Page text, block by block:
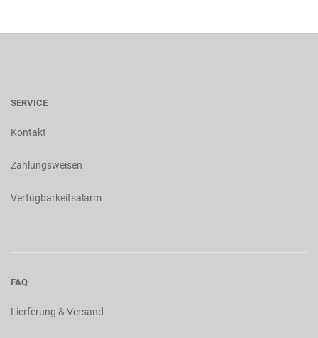
SERVICE
Kontakt
Zahlungsweisen
Verfügbarkeitsalarm
FAQ
Lierferung & Versand